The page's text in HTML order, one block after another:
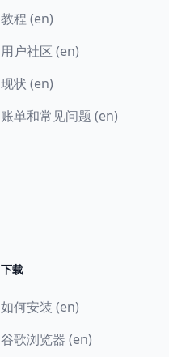
教程 (en)
用户社区 (en)
现状 (en)
账单和常见问题 (en)
下载
如何安装 (en)
谷歌浏览器 (en)